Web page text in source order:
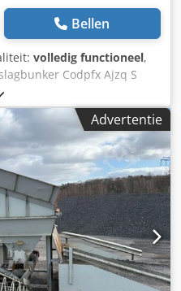
Bellen
volledig functioneel,
Codpfx Ajzq S
Advertentie